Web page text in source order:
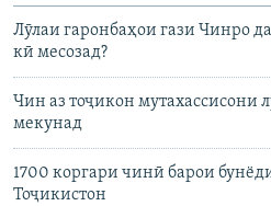
Лӯлаи гаронбаҳои гази Чинро
кӣ месозад?
Чин аз тоҷикон мутахассисони
мекунад
1700 коргари чинӣ барои
Тоҷикистон